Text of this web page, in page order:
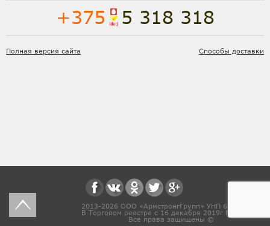
+375 5 318 318
Полная версия сайта Способы доставки
2013-2026 ООО «АрмстронгГрупп» УНП 691831571
В Торговом реестре с 16 декабря 2019г № 468454
Все права защищены ©